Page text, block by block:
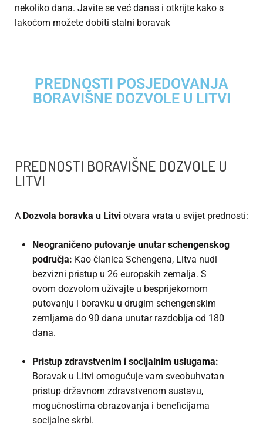
nekoliko dana. Javite se već danas i otkrijte kako s
lakoćom možete dobiti stalni boravak
PREDNOSTI POSJEDOVANJA
BORAVIŠNE DOZVOLE U LITVI
PREDNOSTI BORAVIŠNE DOZVOLE U
LITVI
A Dozvola boravka u Litvi otvara vrata u svijet prednosti:
Neograničeno putovanje unutar schengenskog
područja: Kao članica Schengena, Litva nudi
bezvizni pristup u 26 europskih zemalja. S
ovom dozvolom uživajte u besprijekornom
putovanju i boravku u drugim schengenskim
zemljama do 90 dana unutar razdoblja od 180
dana.
Pristup zdravstvenim i socijalnim uslugama:
Boravak u Litvi omogućuje vam sveobuhvatan
pristup državnom zdravstvenom sustavu,
mogućnostima obrazovanja i beneficijama
socijalne skrbi.